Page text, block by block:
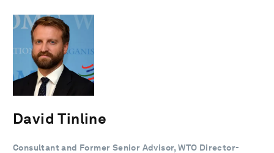
David Tinline
Consultant and Former Senior Advisor, WTO Director-